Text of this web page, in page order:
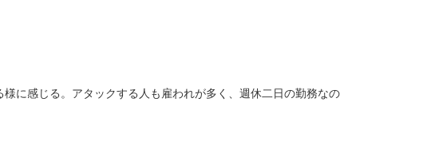
に感じる。アタックする人も雇われが多く、週休二日の勤務なの